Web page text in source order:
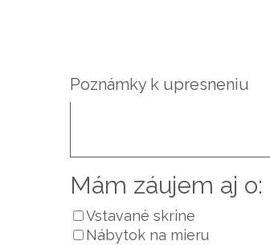
Poznámky k upresneniu
Mám záujem aj o:
Vstavané skrine
Nábytok na mieru